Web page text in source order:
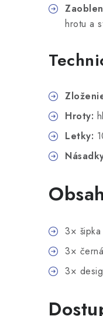
hrotu a
Hroty:
Letky:
3×
3×
3×